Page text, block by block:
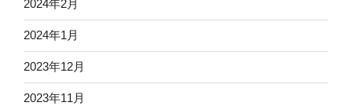
2024年2月
2024年1月
2023年12月
2023年11月